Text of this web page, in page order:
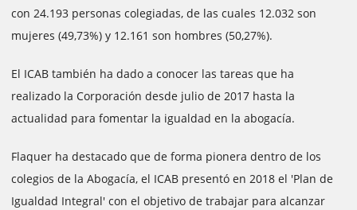
con 24.193 personas colegiadas, de las cuales 12.032 son
mujeres (49,73%) y 12.161 son hombres (50,27%).
El ICAB también ha dado a conocer las tareas que ha
realizado la Corporación desde julio de 2017 hasta la
actualidad para fomentar la igualdad en la abogacía.
Flaquer ha destacado que de forma pionera dentro de los
colegios de la Abogacía, el ICAB presentó en 2018 el 'Plan de
Igualdad Integral' con el objetivo de trabajar para alcanzar